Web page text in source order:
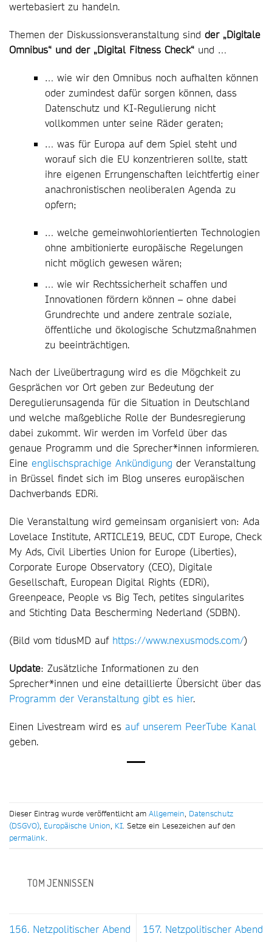
wertebasiert zu handeln.
Themen der Diskussionsveranstaltung sind der „Digitale
Omnibus“ und der „Digital Fitness Check“ und …
… wie wir den Omnibus noch aufhalten können
oder zumindest dafür sorgen können, dass
Datenschutz und KI-Regulierung nicht
vollkommen unter seine Räder geraten;
… was für Europa auf dem Spiel steht und
worauf sich die EU konzentrieren sollte, statt
ihre eigenen Errungenschaften leichtfertig einer
anachronistischen neoliberalen Agenda zu
opfern;
… welche gemeinwohlorientierten Technologien
ohne ambitionierte europäische Regelungen
nicht möglich gewesen wären;
… wie wir Rechtssicherheit schaffen und
Innovationen fördern können – ohne dabei
Grundrechte und andere zentrale soziale,
öffentliche und ökologische Schutzmaßnahmen
zu beeinträchtigen.
Nach der Liveübertragung wird es die Mögchkeit zu
Gesprächen vor Ort geben zur Bedeutung der
Deregulierunsagenda für die Situation in Deutschland
und welche maßgebliche Rolle der Bundesregierung
dabei zukommt. Wir werden im Vorfeld über das
genaue Programm und die Sprecher*innen informieren.
Eine englischsprachige Ankündigung der Veranstaltung
in Brüssel findet sich im Blog unseres europäischen
Dachverbands EDRi.
Die Veranstaltung wird gemeinsam organisiert von: Ada
Lovelace Institute, ARTICLE19, BEUC, CDT Europe, Check
My Ads, Civil Liberties Union for Europe (Liberties),
Corporate Europe Observatory (CEO), Digitale
Gesellschaft, European Digital Rights (EDRi),
Greenpeace, People vs Big Tech, petites singularites
and Stichting Data Bescherming Nederland (SDBN).
(Bild vom tidusMD auf https://www.nexusmods.com/)
Update: Zusätzliche Informationen zu den
Sprecher*innen und eine detaillierte Übersicht über das
Programm der Veranstaltung gibt es hier.
Einen Livestream wird es auf unserem PeerTube Kanal
geben.
Dieser Eintrag wurde veröffentlicht am Allgemein, Datenschutz
(DSGVO), Europäische Union, KI. Setze ein Lesezeichen auf den
permalink.
TOM JENNISSEN
156. Netzpolitischer Abend 157. Netzpolitischer Abend